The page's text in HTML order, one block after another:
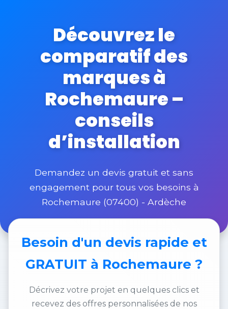
Découvrez le
comparatif des
marques à
Rochemaure –
conseils
d’installation
Demandez un devis gratuit et sans
engagement pour tous vos besoins à
Rochemaure (07400) - Ardèche
Besoin d'un devis rapide et
GRATUIT à Rochemaure ?
Décrivez votre projet en quelques clics et
recevez des offres personnalisées de nos